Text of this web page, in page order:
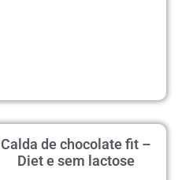
Calda de chocolate fit –
Diet e sem lactose